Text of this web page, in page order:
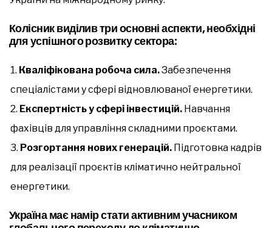
Колісник виділив три основні аспекти, необхідні
для успішного розвитку сектора:
Кваліфікована робоча сила.Забезпечення
спеціалістами у сфері відновлюваної енергетики.
Експертність у сфері інвестицій. Навчання
фахівців для управління складними проєктами.
Розгортання нових генерацій. Підготовка кадрів
для реалізації проєктів кліматично нейтральної
енергетики.
Україна має намір стати активним учасником